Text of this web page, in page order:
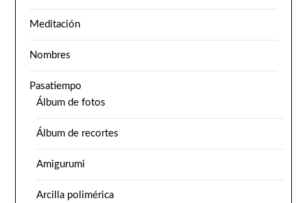
Meditación
Nombres
Pasatiempo
Álbum de fotos
Álbum de recortes
Amigurumi
Arcilla polimérica